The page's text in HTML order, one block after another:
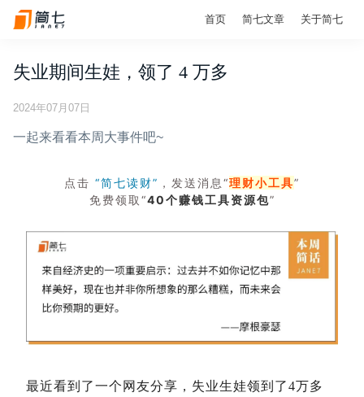
首页 简七文章 关于简七
失业期间生娃，领了 4 万多
2024年07月07日
一起来看看本周大事件吧~
点击 “简七读财” ，发送消息“理财小工具”
免费领取“40个赚钱工具资源包”
最近看到了一个网友分享，失业生娃领到了4万多